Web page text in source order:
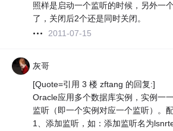
照样是启动一个监听的时候，另外一
了，关闭后2个还是同时关闭。
2011-07-15
灰哥
[Quote=引用 3 楼 zftang 的回复:]
Oracle应用多个数据库实例，实例一
监听（即一个实例对应一个监听）。
1、添加监听，如：添加监听名为